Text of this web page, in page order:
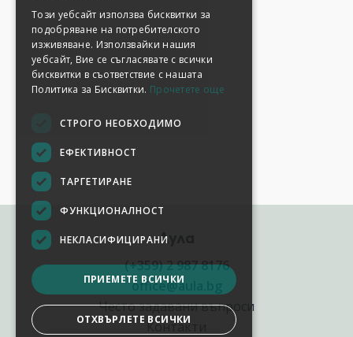
Аула
(+359) 2 987 8176
office@aula.bg
Често задавани въпроси
Контакти
Този уебсайт използва бисквитки за
подобряване на потребителското
изживяване. Използвайки нашия
уебсайт, Вие се съгласявате с всички
бисквитки в съответствие с нашата
Политика за Бисквитки. Прочетете още
СТРОГО НЕОБХОДИМО
ЕФЕКТИВНОСТ
ТАРГЕТИРАНЕ
ФУНКЦИОНАЛНОСТ
НЕКЛАСИФИЦИРАНИ
ПРИЕМЕТЕ ВСИЧКИ
ОТХВЪРЛЕТЕ ВСИЧКИ